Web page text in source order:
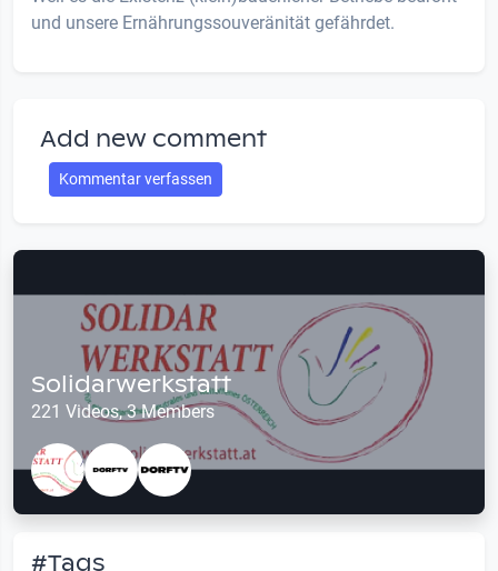
und unsere Ernährungssouveränität gefährdet.
Add new comment
Kommentar verfassen
Solidarwerkstatt
221 Videos, 3 Members
#Tags